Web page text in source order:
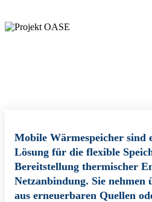
Mobile Wärmespeicher sind
Lösung für die flexible
Bereitstellung thermischer
Netzanbindung. Sie nehmen
aus erneuerbaren Quellen